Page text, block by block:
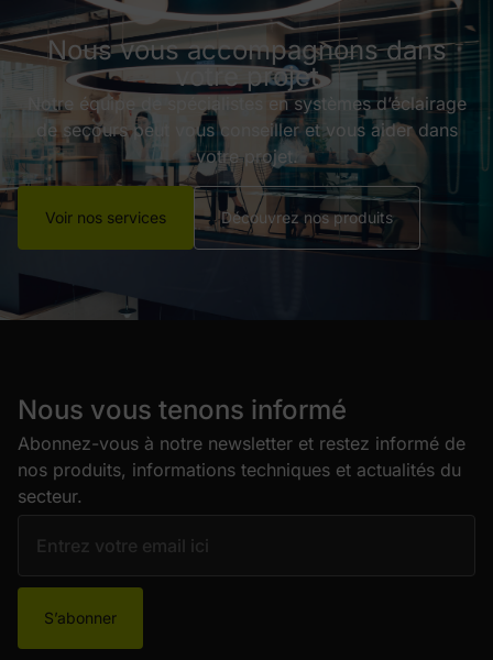
Nous vous accompagnons dans
votre projet
Notre équipe de spécialistes en systèmes d’éclairage
de secours peut vous conseiller et vous aider dans
votre projet.
Voir nos services Découvrez nos produits
Nous vous tenons informé
Abonnez-vous à notre newsletter et restez informé de
nos produits, informations techniques et actualités du
secteur.
S’abonner